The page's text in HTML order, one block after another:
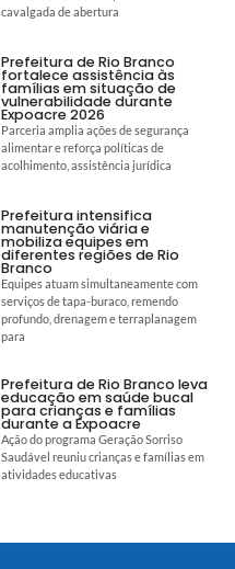
cavalgada de abertura
Prefeitura de Rio Branco
fortalece assistência às
famílias em situação de
vulnerabilidade durante
Expoacre 2026
Parceria amplia ações de segurança
alimentar e reforça políticas de
acolhimento, assistência jurídica
Prefeitura intensifica
manutenção viária e
mobiliza equipes em
diferentes regiões de Rio
Branco
Equipes atuam simultaneamente com
serviços de tapa-buraco, remendo
profundo, drenagem e terraplanagem
para
Prefeitura de Rio Branco leva
educação em saúde bucal
para crianças e famílias
durante a Expoacre
Ação do programa Geração Sorriso
Saudável reuniu crianças e famílias em
atividades educativas